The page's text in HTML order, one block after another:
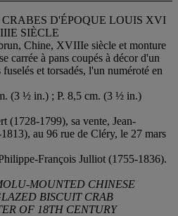
D'ÉPOQUE LOUIS XVI
SIÈCLE
Chine, XVIIIe siècle et monture
carrée à pans coupés à décor d'un
et torsadés, l'un numéroté en
(3 ½ in.) ; P. 8,5 cm. (3 ½ in.)
(1728-1799), sa vente, Jean-
au 96 rue de Cléry, le 27 mars
François Julliot (1755-1836).
MOUNTED CHINESE
BISCUIT CRAB
OF 18TH CENTURY